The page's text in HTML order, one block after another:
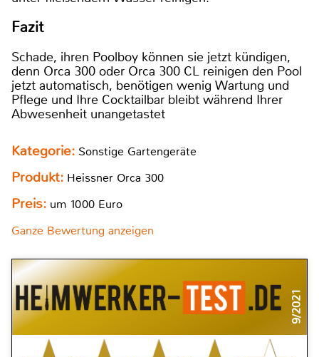
Fazit
Schade, ihren Poolboy können sie jetzt kündigen,
denn Orca 300 oder Orca 300 CL reinigen den Pool
jetzt automatisch, benötigen wenig Wartung und
Pflege und Ihre Cocktailbar bleibt während Ihrer
Abwesenheit unangetastet
Kategorie: Sonstige Gartengeräte
Produkt: Heissner Orca 300
Preis: um 1000 Euro
Ganze Bewertung anzeigen
9/2021